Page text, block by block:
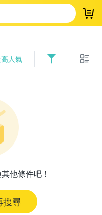
登
人氣
他條件吧！
搜尋